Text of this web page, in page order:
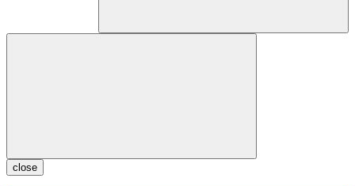
close